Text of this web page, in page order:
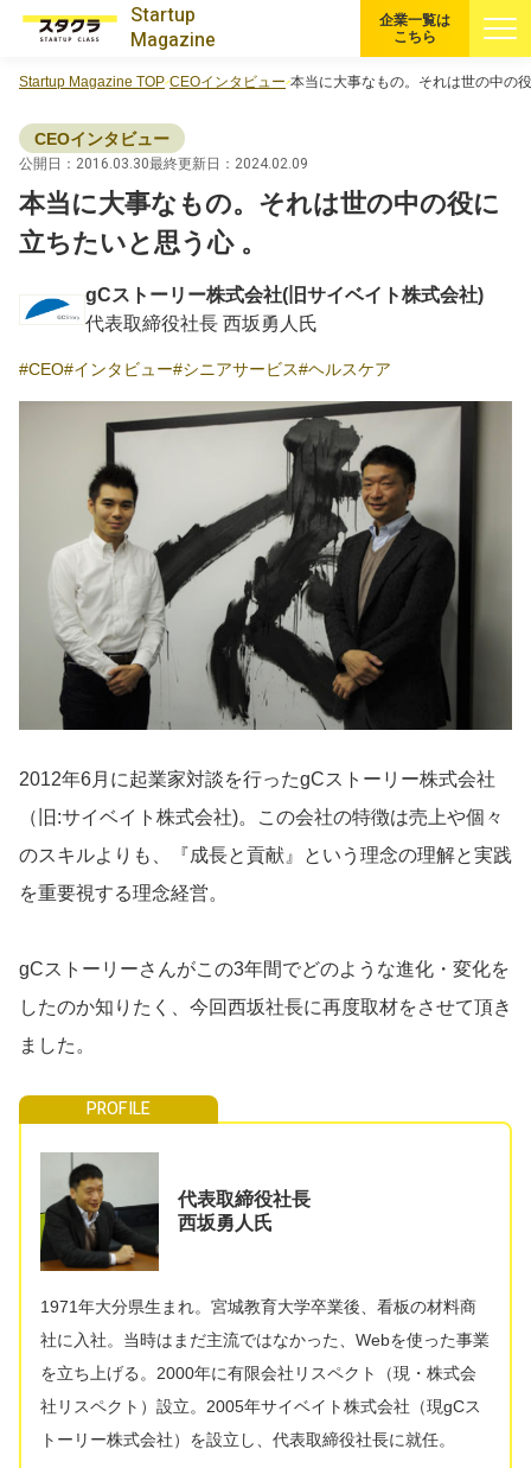
Startup
Magazine
注目スタートアップ
イベント・セミナー
特集記事
CEOインタビュー
大学発スタートアップ
導入事例
Startup Magazine
企業一覧は
こちら
Startup Magazine TOP CEOインタビュー 本当に大事なもの。それは世の中の
CEOインタビュー
公開日：2016.03.30最終更新日：2024.02.09
本当に大事なもの。それは世の中の役に
立ちたいと思う心 。
gCストーリー株式会社(旧サイベイト株式会社)
代表取締役社長 西坂勇人氏
CEO インタビュー シニアサービス ヘルスケア
2012年6月に起業家対談を行ったgCストーリー株式会社
（旧:サイベイト株式会社)。この会社の特徴は売上や個々
のスキルよりも、『成長と貢献』という理念の理解と実践
を重要視する理念経営。
gCストーリーさんがこの3年間でどのような進化・変化を
したのか知りたく、今回西坂社長に再度取材をさせて頂き
ました。
代表取締役社長
西坂勇人氏
1971年大分県生まれ。宮城教育大学卒業後、看板の材料商
社に入社。当時はまだ主流ではなかった、Webを使った事業
を立ち上げる。2000年に有限会社リスペクト（現・株式会
社リスペクト）設立。2005年サイベイト株式会社（現gCス
トーリー株式会社）を設立し、代表取締役社長に就任。